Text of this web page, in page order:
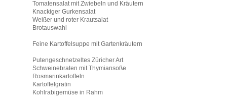
Tomatensalat mit Zwiebeln und Kräutern
Knackiger Gurkensalat
Weißer und roter Krautsalat
Brotauswahl
Feine Kartoffelsuppe mit Gartenkräutern
Putengeschnetzeltes Züricher Art
Schweinebraten mit Thymiansoße
Rosmarinkartoffeln
Kartoffelgratin
Kohlrabigemüse in Rahm